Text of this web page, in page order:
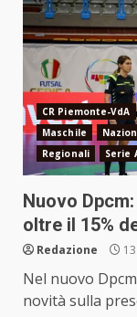
CR Piemonte-VdA
Maschile
Regionali
Serie
Nuovo
oltre il 15%
Redazione
Nel nuovo
novità sulla